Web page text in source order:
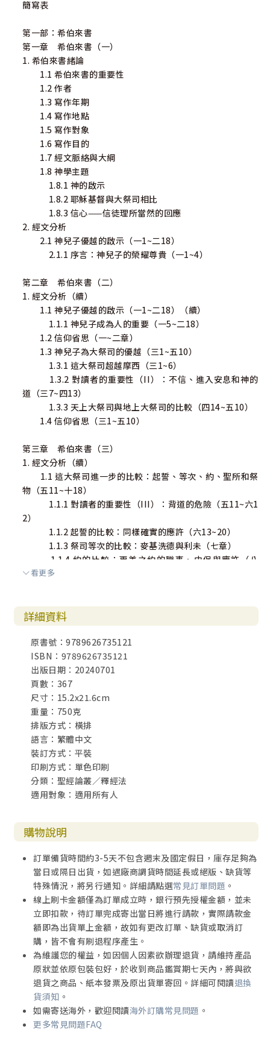
簡寫表
第一部：希伯來書
第一章 希伯來書（一）
1. 希伯來書緒論
1.1 希伯來書的重要性
1.2 作者
1.3 寫作年期
1.4 寫作地點
1.5 寫作對象
1.6 寫作目的
1.7 經文脈絡與大綱
1.8 神學主題
1.8.1 神的啟示
1.8.2 耶穌基督與大祭司相比
1.8.3 信心——信徒理所當然的回應
2. 經文分析
2.1 神兒子優越的啟示（一1~二18）
2.1.1 序言：神兒子的榮耀尊貴（一1~4）
第二章 希伯來書（二）
1. 經文分析（續）
1.1 神兒子優越的啟示（一1~二18）（續）
1.1.1 神兒子成為人的重要（一5~二18）
1.2 信仰省思（一~二章）
1.3 神兒子為大祭司的優越（三1~五10）
1.3.1 這大祭司超越摩西（三1~6）
1.3.2 對讀者的重要性（II）：不信、進入安息和神的
道（三7~四13）
1.3.3 天上大祭司與地上大祭司的比較（四14~五10）
1.4 信仰省思（三1~五10）
第三章 希伯來書（三）
1. 經文分析（續）
1.1 這大祭司進一步的比較：起誓、等次、約、聖所和祭
物（五11~十18）
1.1.1 對讀者的重要性（III）：背道的危險（五11~六1
2）
1.1.2 起誓的比較：同樣確實的應許（六13~20）
1.1.3 祭司等次的比較：麥基洗德與利未（七章）
1.1.4 約的比較：更美之約的職事、中保與應許（八
章）
1.2 信仰省思（五11~十18）
第四章 希伯來書（四）
1. 經文分析（續）
1.1 信心對讀者的重要（十19~十二29）
1.1.1 基督為新的道路如何影響我們（十19~25）
1.1.2 對讀者的重要性（IV）：藐視神兒子工作的危險
（十26~31）
1.1.3 鼓勵以信心堅忍（十32~39）
1.1.4 信心的表現（十一章）
1.1.5 信心的訓練（十二1~13）
1.1.6 對讀者的重要性（V）：背棄和棄絕神的可怕
（十二14~29）
1.2 信仰省思（十19~十二29）
1.3.1 最後的勸導（十三1~17）
1.3.2 代禱需要（十三18~19）
1.4 信仰省思（十三章）
2. 進階研讀書目
第二部：普通書信
第五章 普通書信導論
1. 普通書信遭受的誤解及其真確性的重要
2.「普通書信」的來由及其在新約正典的角色
3. 普通書信的神學信息
3.1 在今世可經歷的神
3.2 基督的神聖身份與榜樣
3.3 真道的扎根和建立
3.4 整全的信
3.5 今世的夢幻與完結
看更多
詳細資料
原書號：9789626735121
ISBN：9789626735121
出版日期：20240701
頁數：367
尺寸：15.2x21.6cm
重量：750克
排版方式：橫排
語言：繁體中文
裝訂方式：平裝
印刷方式：單色印刷
分類：聖經論叢／釋經法
適用對象：適用所有人
購物說明
訂單備貨時間約3-5天不包含週末及國定假日，庫存足夠為
當日或隔日出貨，如遇廠商調貨時間延長或絕版、缺貨等
特殊情況，將另行通知。詳細請點選常見訂單問題 。
線上刷卡金額僅為訂單成立時，銀行預先授權金額，並未
立即扣款，待訂單完成寄出當日將進行請款，實際請款金
額即為出貨單上金額，故如有更改訂單、缺貨或取消訂
購，皆不會有刷退程序產生。
為維護您的權益，如因個人因素欲辦理退貨，請維持產品
原狀並依原包裝包好，於收到商品鑑賞期七天內，將與欲
退貨之商品、紙本發票及原出貨單寄回。詳細可閱讀退換
貨須知 。
如需寄送海外，歡迎閱讀海外訂購常見問題 。
更多常見問題FAQ